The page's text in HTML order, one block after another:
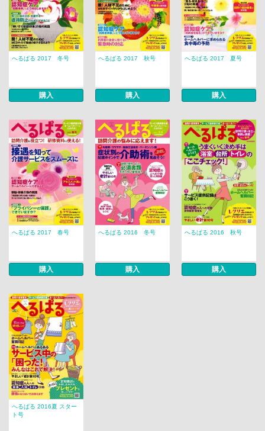
へるぱる 2017 冬号
購入
へるぱる 2017 秋号
購入
へるぱる 2017 夏号
購入
へるぱる 2017 春号
購入
へるぱる 2016 冬号
購入
へるぱる 2016 秋号
購入
へるぱる 2016夏 スター
ト号